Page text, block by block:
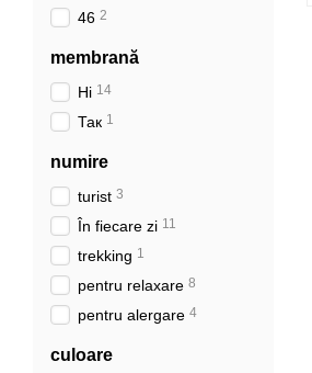
46 2
membrană
Ні 14
Так 1
numire
turist 3
În fiecare zi 11
trekking 1
pentru relaxare 8
pentru alergare 4
culoare